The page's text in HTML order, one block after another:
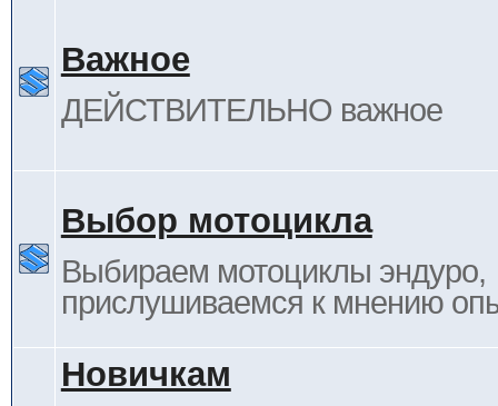
Важное
ДЕЙСТВИТЕЛЬНО важное
Выбор мотоцикла
Выбираем мотоциклы эндуро,
прислушиваемся к мнению
Новичкам